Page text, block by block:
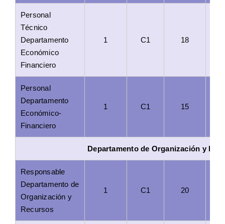
Personal
Técnico
Departamento
Económico
Financiero
1 C1 18
Personal
Departamento
Económico-
Financiero
1 C1 15
Departamento de Organización y
Responsable
Departamento de
Organización y
Recursos
1 C1 20